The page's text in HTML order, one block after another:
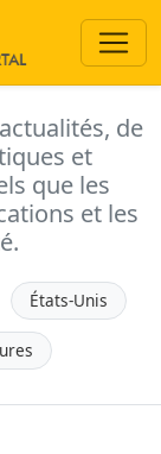
de
et
que les
et les
États-Unis